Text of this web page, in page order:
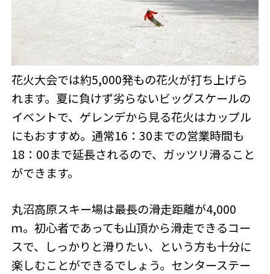
花火大会では約5,000発もの花火が打ち上げら
れます。夏に負けず劣らないビッグスケールの
イベントで、ゲレンデから見る花火はカップル
にもおすすめ。通常16：30までの営業時間も
18：00まで延長されるので、ガッツリ滑ること
ができます。
丸沼高原スキー場は最長の滑走距離が4,000
ｍ。初心者であっても山頂から滑走できるコー
スで、しっかりと滑りたい、という方も十分に
楽しむことができるでしょう。センターステー